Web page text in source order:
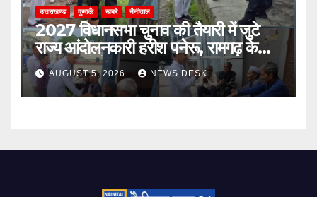
उत्तराखण्ड कुमाऊँ खबरे नैनीताल
2027 विधानसभा चुनाव की तैयारी में जुटे
राज्य आंदोलनकारी हरीश पनेरू, रामगढ़ के
दूरस्थ गांवों में पहुंचकर जनता से मांगा
आशीर्वाद
AUGUST 5, 2026 NEWS DESK